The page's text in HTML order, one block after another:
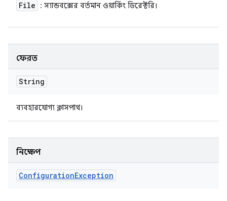
File : স্যান্ডবক্সের বর্তমান ওয়ার্কিং ডিরেক্টরি।
ফেরত
String
ব্যবহারযোগ্য ক্লাসপাথ।
নিক্ষেপ
ConfigurationException